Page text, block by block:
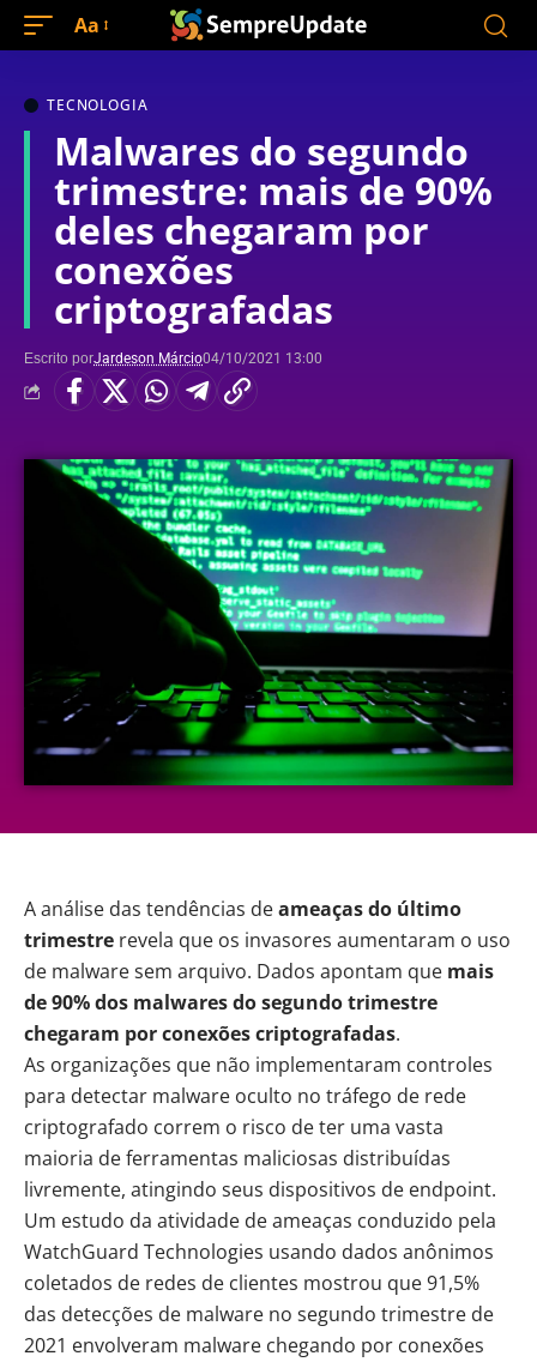
Aa
TECNOLOGIA
Malwares do segundo
trimestre: mais de 90%
deles chegaram por
conexões
criptografadas
Escrito porJardeson Márcio04/10/2021 13:00
A análise das tendências deameaças do último
trimestre revela que os invasores aumentaram o uso
de malwaresem arquivo. Dados apontam que mais
de 90% dos malwares do segundo trimestre
chegaram por conexões criptografadas.
As organizações que não implementaram controles
para detectar malware oculto no tráfego de rede
criptografado correm o risco de ter uma vasta
maioria de ferramentas maliciosas distribuídas
livremente, atingindo seus dispositivos de endpoint.
Um estudo da atividade de ameaças conduzido pela
WatchGuard Technologies usando dados anônimos
coletados de redes de clientes mostrou que 91,5%
das detecções de malware no segundo trimestre de
2021 envolveram malware chegando por conexões